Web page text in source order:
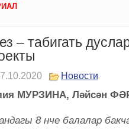
– табигать
Новости
МУРЗИНА, Ләйсән
8 нче балалар